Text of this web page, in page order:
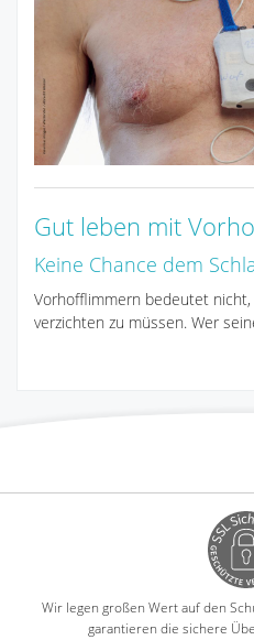
Gut leben mit
Keine Chance dem
Vorhofflimmern bedeutet nicht,
verzichten zu müssen. Wer
Wir legen großen Wert auf den
garantieren die sichere